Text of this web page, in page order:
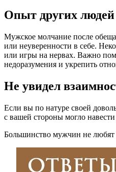
Опыт других людей
Мужское молчание после
или неуверенности в себе.
или игры на нервах. Важно
недоразумения и укрепить
Не увидел
Если вы по натуре своей
с вашей стороны могло
Большинство мужчин не любят